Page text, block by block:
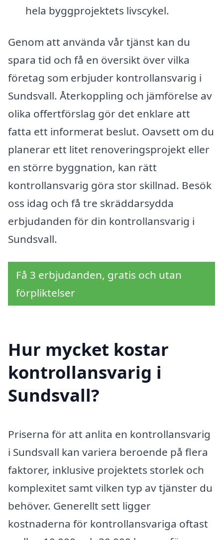
hela byggprojektets livscykel.
Genom att använda vår tjänst kan du
spara tid och få en översikt över vilka
företag som erbjuder kontrollansvarig i
Sundsvall. Återkoppling och jämförelse av
olika offertförslag gör det enklare att
fatta ett informerat beslut. Oavsett om du
planerar ett litet renoveringsprojekt eller
en större byggnation, kan rätt
kontrollansvarig göra stor skillnad. Besök
oss idag och få tre skräddarsydda
erbjudanden för din kontrollansvarig i
Sundsvall.
Få 3 erbjudanden, gratis och utan
förpliktelser
Hur mycket kostar
kontrollansvarig i
Sundsvall?
Priserna för att anlita en kontrollansvarig
i Sundsvall kan variera beroende på flera
faktorer, inklusive projektets storlek och
komplexitet samt vilken typ av tjänster du
behöver. Generellt sett ligger
kostnaderna för kontrollansvariga oftast